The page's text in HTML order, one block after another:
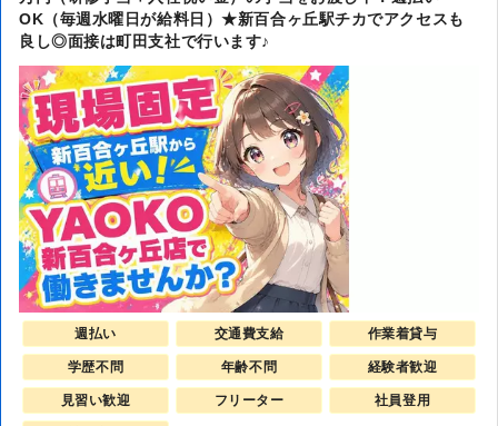
OK（毎週水曜日が給料日）★新百合ヶ丘駅チカでアクセスも
良し◎面接は町田支社で行います♪
週払い 交通費支給 作業着貸与
学歴不問 年齢不問 経験者歓迎
見習い歓迎 フリーター 社員登用